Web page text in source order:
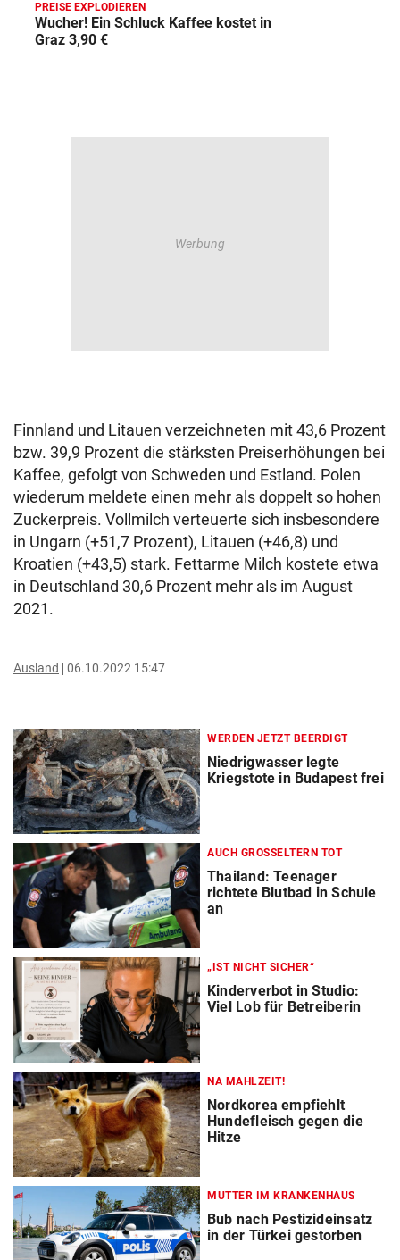
PREISE EXPLODIEREN
Wucher! Ein Schluck Kaffee kostet in
Graz 3,90 €
Finnland und Litauen verzeichneten mit 43,6 Prozent
bzw. 39,9 Prozent die stärksten Preiserhöhungen bei
Kaffee, gefolgt von Schweden und Estland. Polen
wiederum meldete einen mehr als doppelt so hohen
Zuckerpreis. Vollmilch verteuerte sich insbesondere
in Ungarn (+51,7 Prozent), Litauen (+46,8) und
Kroatien (+43,5) stark. Fettarme Milch kostete etwa
in Deutschland 30,6 Prozent mehr als im August
2021.
Ausland 06.10.2022 15:47
WERDEN JETZT BEERDIGT
Niedrigwasser legte
Kriegstote in Budapest frei
AUCH GROSSELTERN TOT
Thailand: Teenager
richtete Blutbad in Schule
an
„IST NICHT SICHER“
Kinderverbot in Studio:
Viel Lob für Betreiberin
NA MAHLZEIT!
Nordkorea empfiehlt
Hundefleisch gegen die
Hitze
MUTTER IM KRANKENHAUS
Bub nach Pestizideinsatz
in der Türkei gestorben